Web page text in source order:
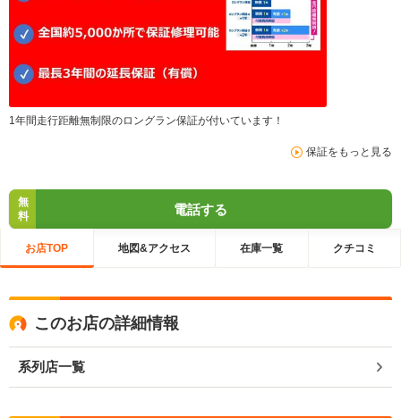
1年間走行距離無制限のロングラン保証が付いています！
保証をもっと見る
無
料
電話する
お店TOP 地図&アクセス 在庫一覧 クチコミ
このお店の詳細情報
系列店一覧